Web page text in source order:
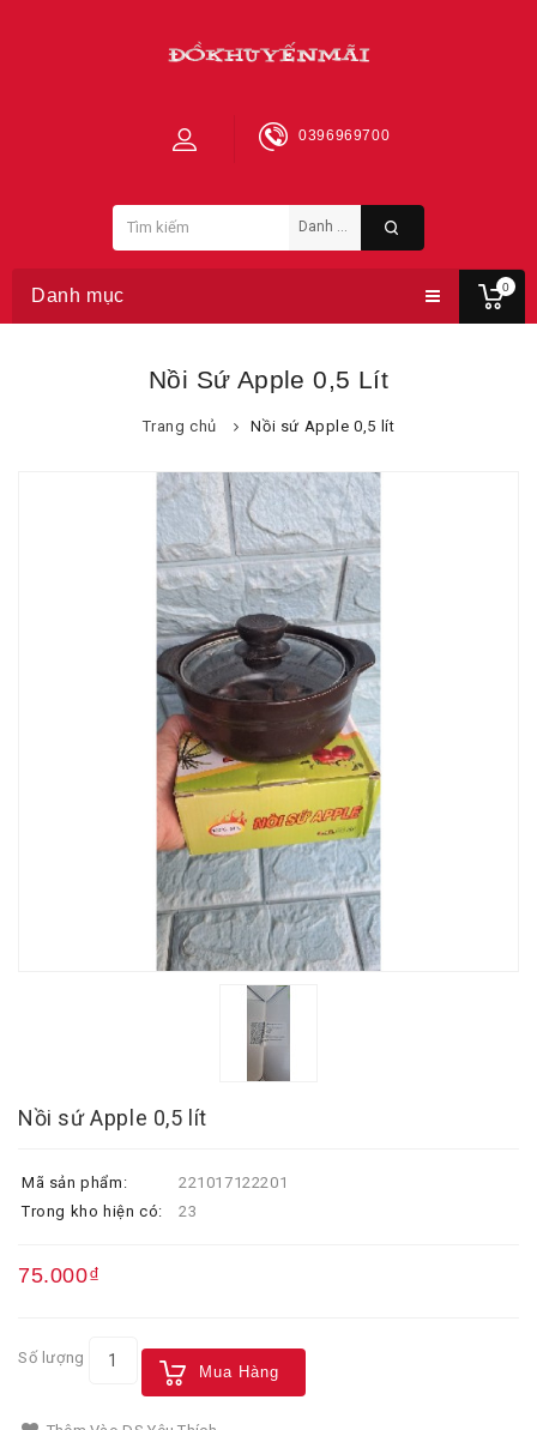
0
0396969700
Danh mục
Nồi Sứ Apple 0,5 Lít
Trang chủ Nồi sứ Apple 0,5 lít
Nồi sứ Apple 0,5 lít
Mã sản phẩm:
221017122201
Trong kho hiện có:
23
75.000₫
Số lượng
Mua Hàng